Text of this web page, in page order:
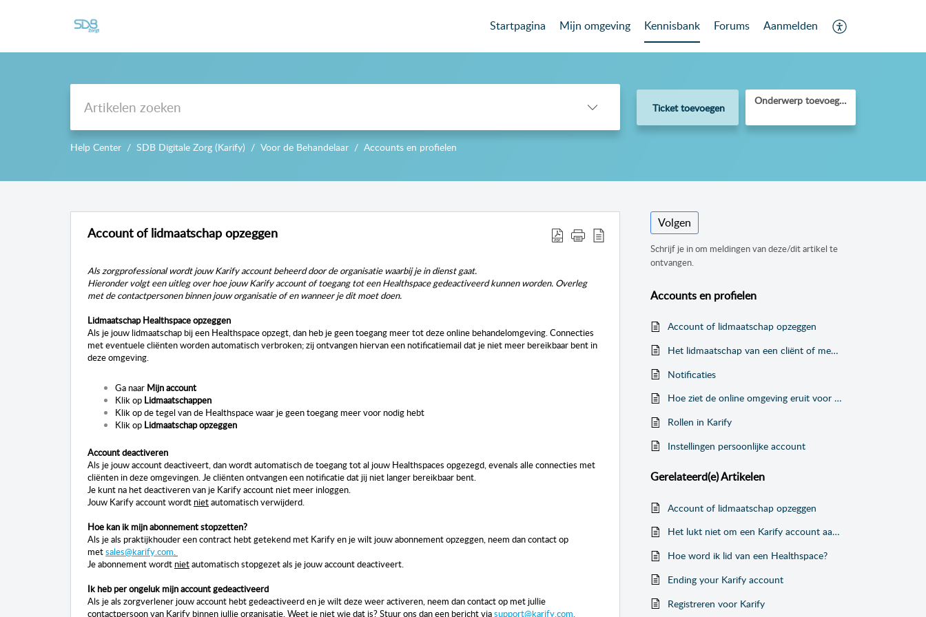
Startpagina Mijn omgeving Kennisbank Forums Aanmelden
Ticket toevoegen
Onderwerp toevoegen
Help Center SDB Digitale Zorg (Karify) Voor de Behandelaar Accounts en profielen
Account of lidmaatschap opzeggen
Alszorgprofessionalwordt jouw Karify account beheerd door de organisatie waarbij je in dienst gaat.
Hieronder volgt een uitleg over hoe jouw Karify account of toegang tot een Healthspace gedeactiveerd kunnen worden. Overleg
met de contactpersonen binnen jouw organisatie of en wanneer je dit moet doen.
Lidmaatschap Healthspace opzeggen
Als je jouw lidmaatschap bij een Healthspace opzegt, dan heb je geen toegang meer tot deze online behandelomgeving. Connecties
met eventuele cliënten worden automatisch verbroken; zij ontvangen hiervan een notificatiemail dat je niet meer bereikbaar bent in
deze omgeving.
Ga naar Mijn account
Klik op Lidmaatschappen
Klik op de tegel van de Healthspace waar je geen toegang meer voor nodig hebt
Klik op Lidmaatschap opzeggen
Account deactiveren
Als je jouw account deactiveert, dan wordt automatisch de toegang tot al jouw Healthspaces opgezegd, evenals alle connecties met
cliënten in deze omgevingen. Je cliënten ontvangen een notificatie dat jij niet langer bereikbaar bent.
Je kunt na het deactiveren van je Karify account niet meer inloggen.
Jouw Karify account wordt nietautomatisch verwijderd.
Hoe kan ik mijn abonnement stopzetten?
Als je als praktijkhouder een contract hebt getekend met Karify en je wilt jouw abonnement opzeggen, neem dan contact op
metsales@karify.com.
Je abonnement wordt nietautomatisch stopgezet als je jouw account deactiveert.
Ik heb per ongeluk mijn account gedeactiveerd
Als je als zorgverlener jouw account hebt gedeactiveerd en je wilt deze weer activeren, neem dan contact op met jullie
contactpersoon van Karify binnen jullie organisatie. Weet je niet wie dat is? Stuur ons dan een bericht viasupport@karify.com.
Volgen
Schrijf je in om meldingen van deze/dit artikel te
ontvangen.
Accounts en profielen
Account of lidmaatschap opzeggen
Het lidmaatschap van een cliënt of medewerker opzeggen/verwijderen
Notificaties
Hoe ziet de online omgeving eruit voor de cliënt?
Rollen in Karify
Instellingen persoonlijke account
Gerelateerd(e)Artikelen
Account of lidmaatschap opzeggen
Het lukt niet om een Karify account aan te maken
Hoe word ik lid van een Healthspace?
Ending your Karify account
Registreren voor Karify